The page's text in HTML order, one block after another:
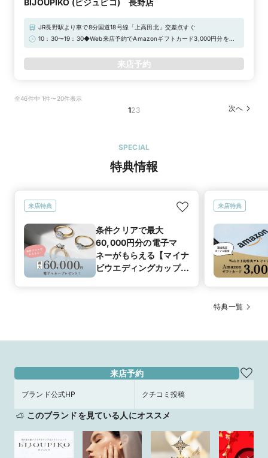
BIJOUPIKO (ビジュピコ) 長野店
JR長野駅より車で8分国道18号線「上高田北」交差点すぐ
10：30〜19：30◆Web来店予約でAmazonギフトカード3,000円分をプ
来店予約
全46件中 1件〜20件表示
123 次へ
SPECIAL
特典情報
来店特典
条件クリアで最大
60,000円分の電子マ
ネーがもらえる【マイナ
ビウエディングカップル
来店特典
特典一覧
来店予約
ブランド公式HP クチコミ投稿
このブランドを見ている人にオススメ